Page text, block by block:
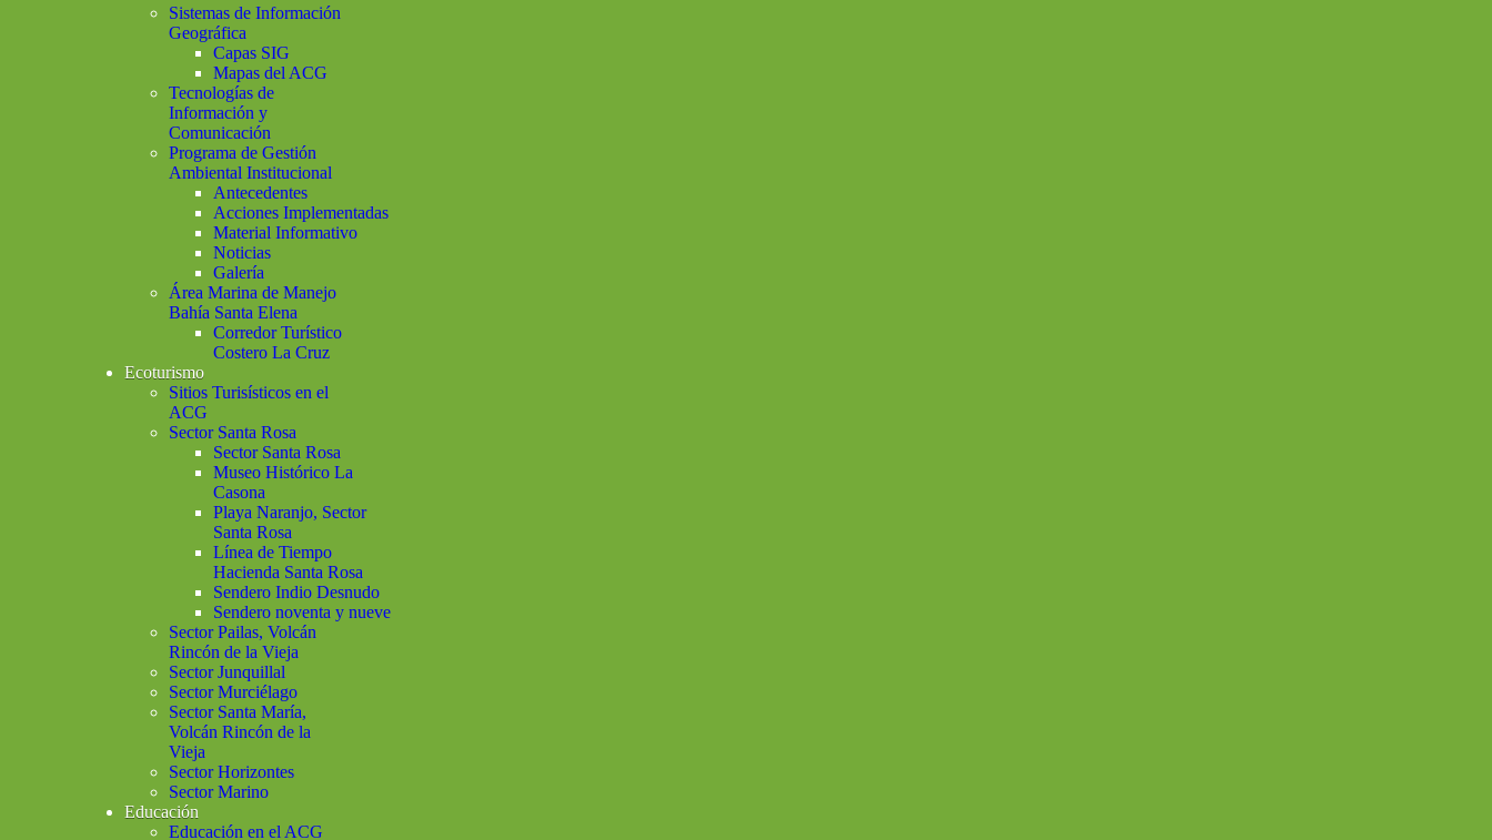
Sistemas de Información
Geográfica
Capas SIG
Mapas del ACG
Tecnologías de
Información y
Comunicación
Programa de Gestión
Ambiental Institucional
Antecedentes
Acciones Implementadas
Material Informativo
Noticias
Galería
Área Marina de Manejo
Bahía Santa Elena
Corredor Turístico
Costero La Cruz
Ecoturismo
Sitios Turisísticos en el
ACG
Sector Santa Rosa
Sector Santa Rosa
Museo Histórico La
Casona
Playa Naranjo, Sector
Santa Rosa
Línea de Tiempo
Hacienda Santa Rosa
Sendero Indio Desnudo
Sendero noventa y nueve
Sector Pailas, Volcán
Rincón de la Vieja
Sector Junquillal
Sector Murciélago
Sector Santa María,
Volcán Rincón de la
Vieja
Sector Horizontes
Sector Marino
Educación
Educación en el ACG